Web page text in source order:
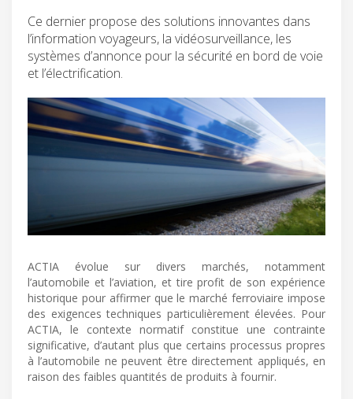
Ce dernier propose des solutions innovantes dans
l’information voyageurs, la vidéosurveillance, les
systèmes d’annonce pour la sécurité en bord de voie
et l’électrification.
ACTIA évolue sur divers marchés, notamment
l’automobile et l’aviation, et tire profit de son expérience
historique pour affirmer que le marché ferroviaire impose
des exigences techniques particulièrement élevées. Pour
ACTIA, le contexte normatif constitue une contrainte
significative, d’autant plus que certains processus propres
à l’automobile ne peuvent être directement appliqués, en
raison des faibles quantités de produits à fournir.